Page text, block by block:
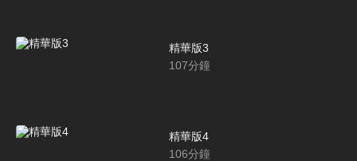
精華版3
107分鐘
精華版4
106分鐘